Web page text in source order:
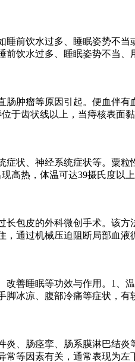
前饮水过多、睡眠姿势不
饮水过多、睡眠姿势不当
肿瘤等原因引起。便血伴
于齿状线以上，当痔核表
状、神经系统症状等。粟
高热，体温可达39摄氏度
包皮的外科微创手术。该
通过机械压迫阻断局部血
善睡眠等功效与作用。1
冰凉、腹部冷痛等症状，
、肠痉挛、肠系膜淋巴结
等因素有关，通常表现为